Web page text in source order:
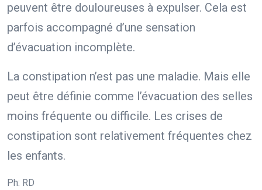
peuvent être douloureuses à expulser. Cela est
parfois accompagné d’une sensation
d’évacuation incomplète.
La constipation n’est pas une maladie. Mais elle
peut être définie comme l’évacuation des selles
moins fréquente ou difficile. Les crises de
constipation sont relativement fréquentes chez
les enfants.
Ph: RD